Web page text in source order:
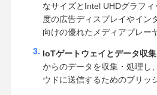
なサイズとIntel UHDグラフ
度の広告ディスプレイやイン
向けの優れたメディアプレー
IoTゲートウェイとデータ収
からのデータを収集・処理し
ウドに送信するためのブリッ